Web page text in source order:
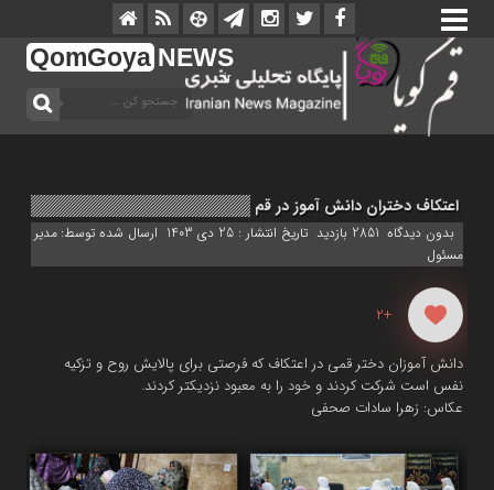
QomGoya NEWS
.ir
اعتکاف دختران دانش آموز در قم
بدون دیدگاه 2851 بازدید تاریخ انتشار : 25 دی 1403 ارسال شده توسط: مدیر
مسئول
+2
دانش آموزان دختر قمی در اعتکاف که فرصتی برای پالایش روح و تزکیه
نفس است شرکت کردند و خود را به معبود نزدیکتر کردند.
عکاس: زهرا سادات صحفی